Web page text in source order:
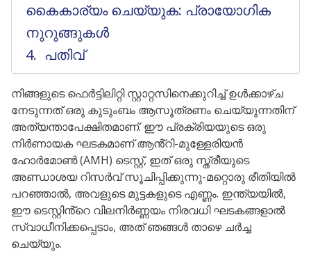
കൈകാര്യം ചെയ്യുക: പ്രായോഗിക
നുറുങ്ങുകൾ
പതിവ്
നിങ്ങളുടെ ഫെർട്ടിലിറ്റി സ്റ്റാറ്റസിനെക്കുറിച്ച് ഉൾക്കാഴ്ച
നേടുന്നത് ഒരു കുടുംബം ആസൂത്രണം ചെയ്യുന്നതിന്
അത്യന്താപേക്ഷിതമാണ്. ഈ പ്രക്രിയയുടെ ഒരു
നിർണായക ഘടകമാണ് ആൻ്റി-മുള്ളേരിയൻ
ഹോർമോൺ (AMH) ടെസ്റ്റ്, ഇത് ഒരു സ്ത്രീയുടെ
അണ്ഡാശയ റിസർവ് സൂചിപ്പിക്കുന്നു-മറ്റൊരു രീതിയിൽ
പറഞ്ഞാൽ, അവളുടെ മുട്ടകളുടെ എണ്ണം. ഇന്ത്യയിൽ,
ഈ ടെസ്റ്റിൻ്റെ വിലനിർണ്ണയം നിരവധി ഘടകങ്ങളാൽ
സ്വാധീനിക്കപ്പെടാം, അത് ഞങ്ങൾ താഴെ ചർച്ച
ചെയ്യും.